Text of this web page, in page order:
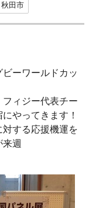
秋田市
ーワールドカッ
ィジー代表チー
やってきます！
する応援機運を
週